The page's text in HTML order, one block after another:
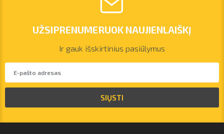
vilnius@arsenalrent.com
+37067455935
UŽSIPRENUMERUOK NAUJIENLAIŠKĮ
Ir gauk išskirtinius pasiūlymus
SIŲSTI